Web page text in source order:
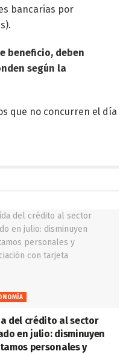
bancarias por
beneficio, deben
según la
que no concurren el día
del crédito al sector
en julio: disminuyen
personales y